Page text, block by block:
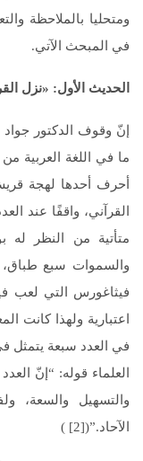
ومتحليا بالملاحظة
في المبحث الآتي.
الحديث الأول: «نزل
إنّ وقوف الدكتور
ما في اللغة العربية
أحرف أحدها لهجة
القرآني، واقفًا عند
متأتية من النظر
والسموات سبع طباق،
فيثاغورس التي لعب
اعتبارية ولهذا كانت
في العدد سبعة يتمثل
العلماء قوله: “إنّ
والتسهيل والسعة،
الآحاد.”([2] )